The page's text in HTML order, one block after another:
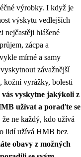
výrobky. I když je
výskytu vedlejších
nejčastěji hlášené
zácpa a
mírné a samy
závažnější
kožní vyrážky, bolesti
vás vyskytne jakýkoli z
užívat a poraďte se
ne každý, kdo užívá
lidí užívá HMB bez
obavy z možných